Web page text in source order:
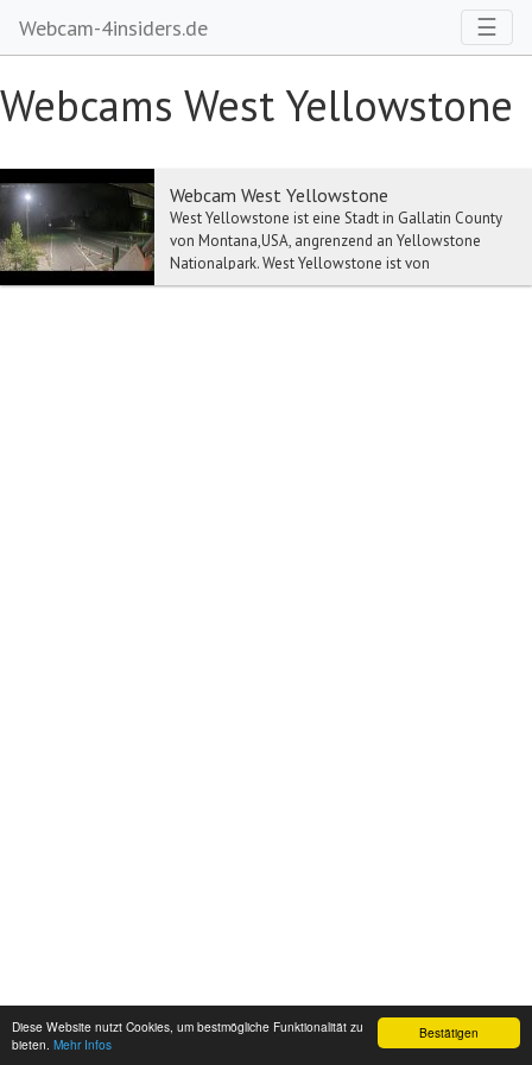
Bestätigen
Diese Website nutzt Cookies, um bestmögliche Funktionalität zu
bieten. Mehr Infos
Webcam-4insiders.de ☰
Webcams West Yellowstone
Webcam West Yellowstone
West Yellowstone ist eine Stadt in Gallatin County
von Montana,USA, angrenzend an Yellowstone
Nationalpark. West Yellowstone ist von
Yellowstone Ai...